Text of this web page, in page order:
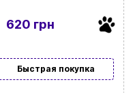
620 грн
Быстрая покупка